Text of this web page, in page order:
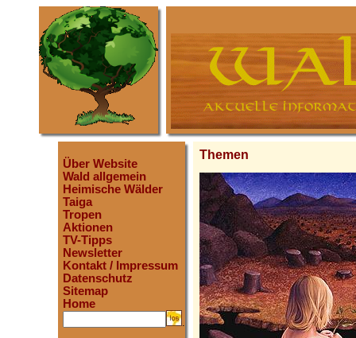
Über Website
Wald allgemein
Heimische Wälder
Taiga
Tropen
Aktionen
TV-Tipps
Newsletter
Kontakt / Impressum
Datenschutz
Sitemap
Home
.
Themen